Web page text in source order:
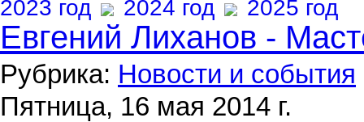
2023 год
2024 год 2025 год
Евгений Лиханов -
Рубрика: Новости и события
Пятница, 16 мая 2014 г.